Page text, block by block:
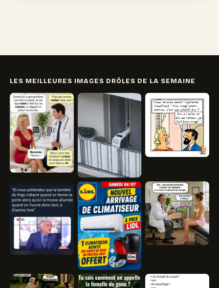
LES MEILLEURES IMAGES DRÔLES DE LA SEMAINE